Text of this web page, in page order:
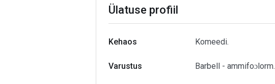
Ülatuse profiil
Kehaos Komeedi.
Varustus Barbell - ammifoɔlorm.